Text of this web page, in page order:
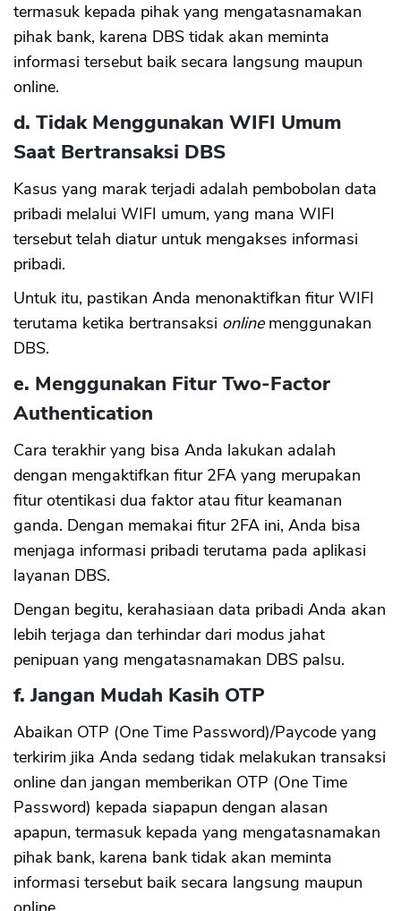
termasuk kepada pihak yang mengatasnamakan
pihak bank, karena DBS tidak akan meminta
informasi tersebut baik secara langsung maupun
online.
d. Tidak Menggunakan WIFI Umum
Saat Bertransaksi DBS
Kasus yang marak terjadi adalah pembobolan data
pribadi melalui WIFI umum, yang mana WIFI
tersebut telah diatur untuk mengakses informasi
pribadi.
Untuk itu, pastikan Anda menonaktifkan fitur WIFI
terutama ketika bertransaksi onlinemenggunakan
DBS.
e. Menggunakan Fitur Two-Factor
Authentication
Cara terakhir yang bisa Anda lakukan adalah
dengan mengaktifkan fitur 2FA yang merupakan
fitur otentikasi dua faktor atau fitur keamanan
ganda. Dengan memakai fitur 2FA ini, Anda bisa
menjaga informasi pribadi terutama pada aplikasi
layanan DBS.
Dengan begitu, kerahasiaan data pribadi Anda akan
lebih terjaga dan terhindar dari modus jahat
penipuan yang mengatasnamakan DBS palsu.
f. Jangan Mudah Kasih OTP
Abaikan OTP (One Time Password)/Paycode yang
terkirim jika Anda sedang tidak melakukan transaksi
online dan jangan memberikan OTP (One Time
Password) kepada siapapun dengan alasan
apapun, termasuk kepada yang mengatasnamakan
pihak bank, karena bank tidak akan meminta
informasi tersebut baik secara langsung maupun